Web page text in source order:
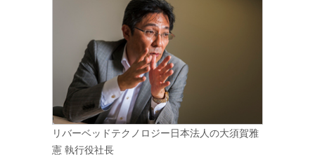
リバーベッドテクノロジー日本法人の大須賀雅
憲 執行役社長